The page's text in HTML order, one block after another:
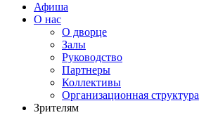
Афиша
О нас
О дворце
Залы
Руководство
Партнеры
Коллективы
Организационная структура
Зрителям